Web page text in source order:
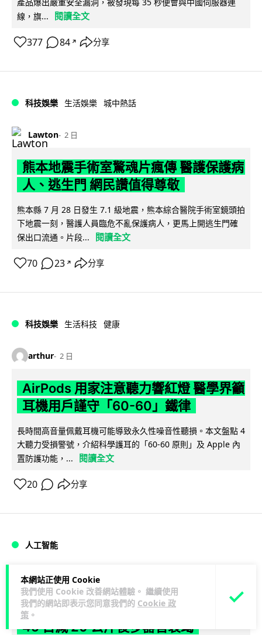
本網站正使用 Cookie
我們使用 Cookie 改善網站體驗。 繼續使用
我們的網站即表示您同意我們的 Cookie 政
策 。
線，旗...
閱讀全文
377 84 ↗ 分享
科技娛樂 生活娛樂 城中熱話
Lawton 2 日
熊本地震手術室驚魂片瘋傳 醫護保護病
人、逃生門 網民讚值得尊敬
熊本縣 7 月 28 日發生 7.1 級地震，熊本綜合醫院手術室鏡頭拍
下地震一刻，醫護人員臨危不亂保護病人，更馬上開逃生門確
保出口流通。片段...
閱讀全文
70 23 ↗ 分享
科技娛樂 生活科技 健康
arthur 2 日
AirPods 用家注意聽力響紅燈 醫學界籲
耳機用戶謹守「60-60」鐵律
長時間高音量佩戴耳機可能導致永久性噪音性聽損。本文盤點 4
大聽力受損警號，介紹科學護耳的「60-60 原則」及 Apple 內
置防護功能，...
閱讀全文
20 分享
人工智能
arthur 2 日
AI 減肥餐單配合高強度操練 成都男
45 日減 20 公斤後多器官衰竭